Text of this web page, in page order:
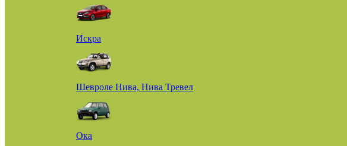
Искра
Шевроле Нива, Нива Тревел
Ока